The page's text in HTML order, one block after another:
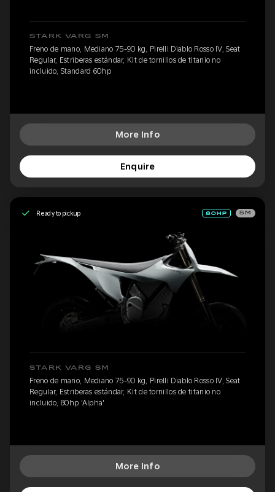
STARK VARG SM
Freno de mano, Mediano 75-90 kg, Pirelli Diablo Rosso IV, Seat
Regular, Estriberas estándar, Kit de tornillos de titanio no
incluido, Standard 60hp
More Info
Enquire
Ready to pickup SM
STARK VARG SM
Freno de mano, Mediano 75-90 kg, Pirelli Diablo Rosso IV, Seat
Regular, Estriberas estándar, Kit de tornillos de titanio no
incluido, 80hp 'Alpha'
More Info